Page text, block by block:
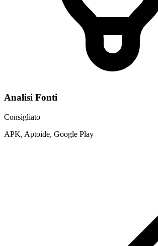
Analisi Fonti
Consigliato
APK, Aptoide, Google Play